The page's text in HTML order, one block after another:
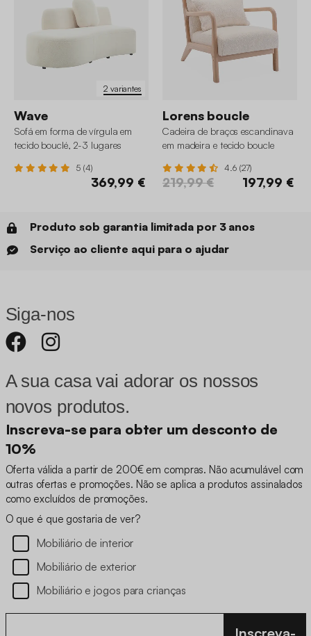
2 variantes
Wave
Sofá em forma de vírgula em
tecido bouclé, 2-3 lugares
5 (4)
369,99 €
Lorens boucle
Cadeira de braços escandinava
em madeira e tecido boucle
4.6 (27)
219,99 € 197,99 €
Produto sob garantia limitada por 3 anos
Serviço ao cliente aqui para o ajudar
Siga-nos
A sua casa vai adorar os nossos
novos produtos.
Inscreva-se para obter um desconto de
10%
Oferta válida a partir de 200€ em compras. Não acumulável com
outras ofertas e promoções. Não se aplica a produtos assinalados
como excluídos de promoções.
O que é que gostaria de ver?
Mobiliário de interior
Mobiliário de exterior
Mobiliário e jogos para crianças